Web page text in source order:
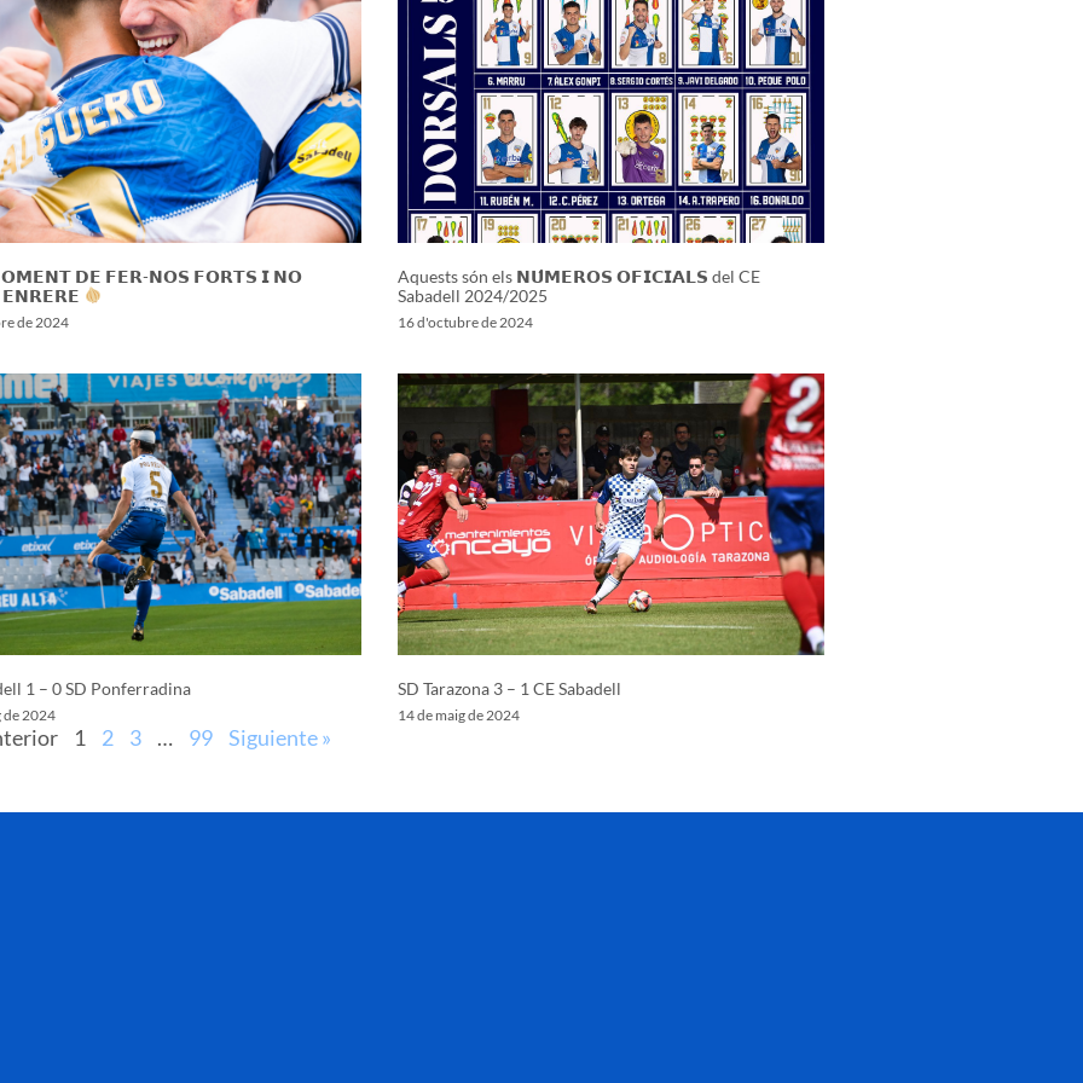
𝗗𝗘 𝗙𝗘𝗥-𝗡𝗢𝗦 𝗙𝗢𝗥𝗧𝗦 𝗜 𝗡𝗢
de 2024
Aquests són els 𝗡𝗨́𝗠𝗘𝗥𝗢𝗦 𝗢𝗙𝗜𝗖𝗜𝗔𝗟𝗦 del CE
Sabadell 2024/2025
16 d'octubre de 2024
1 – 0 SD Ponferradina
de 2024
SD Tarazona 3 – 1 CE Sabadell
14 de maig de 2024
1 2 3 … 99 Siguiente »